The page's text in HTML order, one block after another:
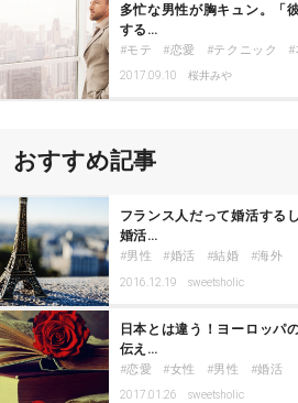
多忙な男性が胸キュン。「
する…
モテ 恋愛 テクニック
2017.09.10 桜井みや
おすすめ記事
フランス人だって婚活する
婚活…
男性 婚活 結婚 海外
2016.12.19 sweetsholic
日本とは違う！ヨーロッパ
伝え…
恋愛 女性 男性 婚活
2017.01.26 sweetsholic